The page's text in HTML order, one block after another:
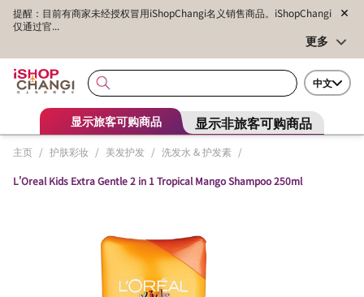
提醒：目前有商家未经授权冒用iShopChangi名义销售商品。iShopChangi
仅通过官...
更多
中文
显示旅客可购商品 显示非旅客可购商品
主页 / 护肤彩妆 / 美发护发 / 洗发水 & 护发素 /
L'Oreal Kids Extra Gentle 2 in 1 Tropical Mango Shampoo 250ml